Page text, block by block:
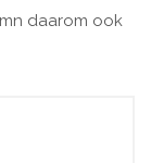
daarom ook